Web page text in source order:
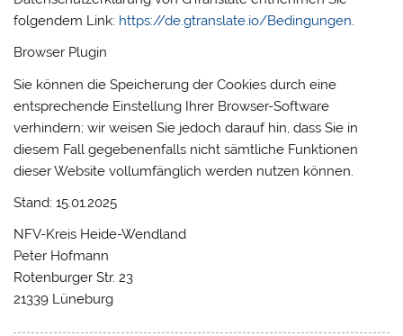
folgendem Link: https://de.gtranslate.io/Bedingungen.
Browser Plugin
Sie können die Speicherung der Cookies durch eine
entsprechende Einstellung Ihrer Browser-Software
verhindern; wir weisen Sie jedoch darauf hin, dass Sie in
diesem Fall gegebenenfalls nicht sämtliche Funktionen
dieser Website vollumfänglich werden nutzen können.
Stand: 15.01.2025
NFV-Kreis Heide-Wendland
Peter Hofmann
Rotenburger Str. 23
21339 Lüneburg